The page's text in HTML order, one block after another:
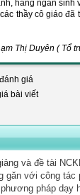
hàng ngàn
thầy cô giáo
( Tổ
giá
bài viết
và đề tài
găn với công
pháp